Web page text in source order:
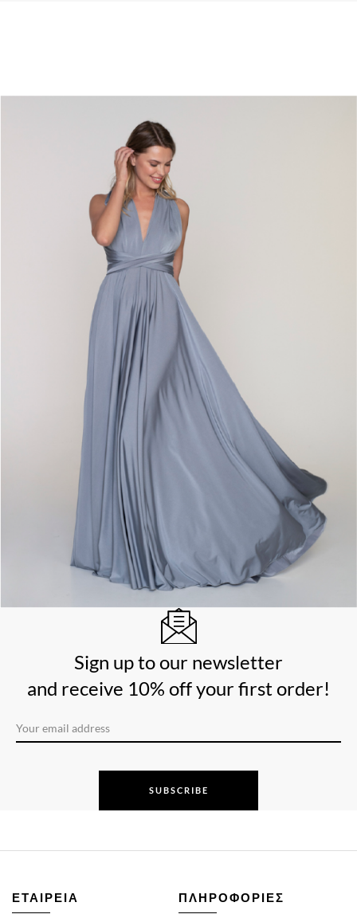
Sign up to our newsletter
and receive 10% off your first order!
SUBSCRIBE
ΕΤΑΙΡΕΙΑ ΠΛΗΡΟΦΟΡΙΕΣ